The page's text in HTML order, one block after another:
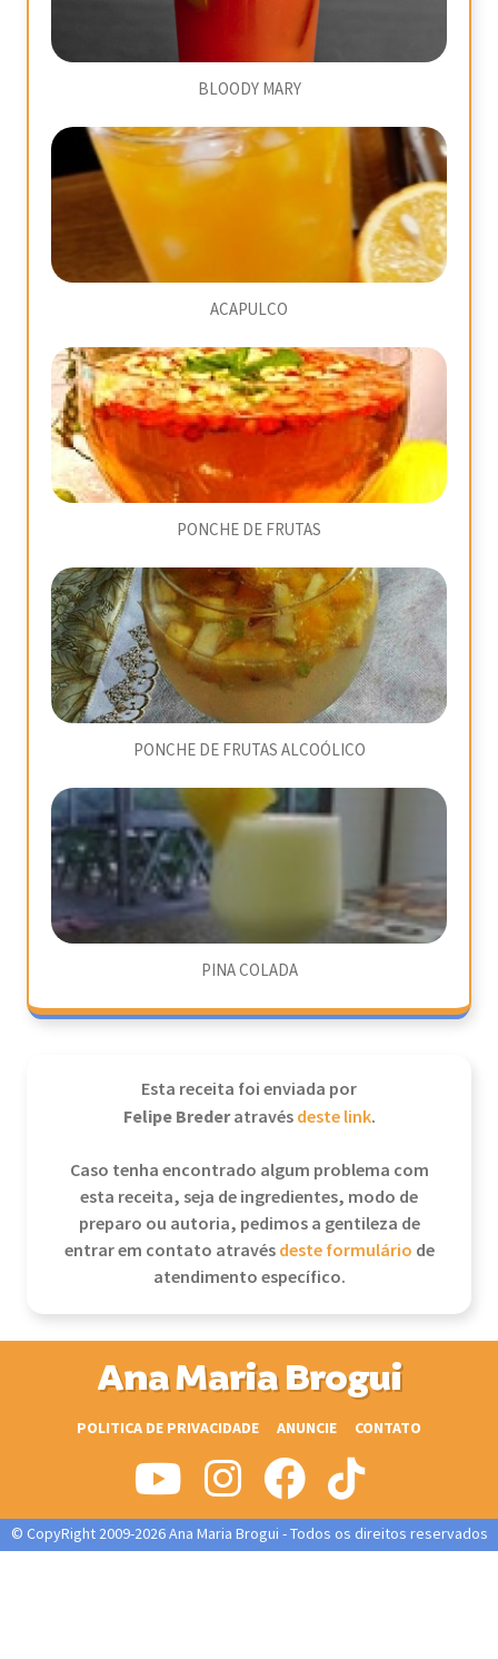
BLOODY MARY
ACAPULCO
PONCHE DE FRUTAS
PONCHE DE FRUTAS ALCOÓLICO
PINA COLADA
Esta receita foi enviada por
Felipe Brederatravésdeste link.
Caso tenha encontrado algum problema com
esta receita, seja de ingredientes, modo de
preparo ou autoria, pedimos a gentileza de
entrar em contato atravésdeste formulário de
atendimento específico.
Ana Maria Brogui
POLITICA DE PRIVACIDADE ANUNCIE CONTATO
© CopyRight 2009-2026 Ana Maria Brogui - Todos os direitos reservados